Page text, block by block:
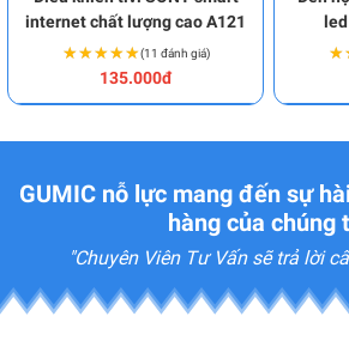
internet chất lượng cao A121
★★★★★
★★★★★(11 đánh giá)
135.000đ
GUMIC nỗ lực mang đến sự
hàng của chúng
"Chuyên Viên Tư Vấn sẽ trả lời